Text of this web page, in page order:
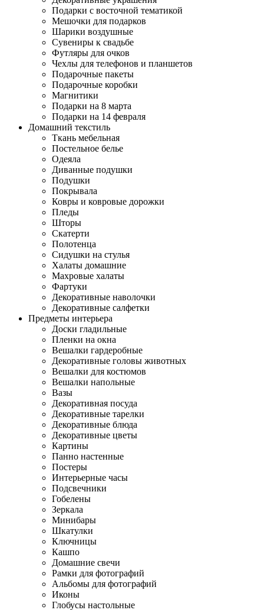
Подарки с восточной тематикой
Мешочки для подарков
Шарики воздушные
Сувениры к свадьбе
Футляры для очков
Чехлы для телефонов и планшетов
Подарочные пакеты
Подарочные коробки
Магнитики
Подарки на 8 марта
Подарки на 14 февраля
Домашний текстиль
Ткань мебельная
Постельное белье
Одеяла
Диванные подушки
Подушки
Покрывала
Ковры и ковровые дорожки
Пледы
Шторы
Скатерти
Полотенца
Сидушки на стулья
Халаты домашние
Махровые халаты
Фартуки
Декоративные наволочки
Декоративные салфетки
Предметы интерьера
Доски гладильные
Пленки на окна
Вешалки гардеробные
Декоративные головы животных
Вешалки для костюмов
Вешалки напольные
Вазы
Декоративная посуда
Декоративные тарелки
Декоративные блюда
Декоративные цветы
Картины
Панно настенные
Постеры
Интерьерные часы
Подсвечники
Гобелены
Зеркала
Минибары
Шкатулки
Ключницы
Кашпо
Домашние свечи
Рамки для фотографий
Альбомы для фотографий
Иконы
Глобусы настольные